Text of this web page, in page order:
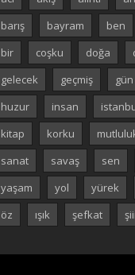
barış
bayram ben
bir
coşku doğa
gelecek
geçmiş gün
huzur
insan
kitap
korku
sanat
savaş sen
yaşam
yol yürek
öz
ışık şefkat